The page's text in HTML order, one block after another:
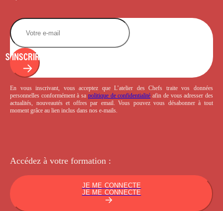
S'INSCRIRE
En vous inscrivant, vous acceptez que L’atelier des Chefs traite vos données
personnelles conformément à sa politique de confidentialité afin de vous adresser des
actualités, nouveautés et offres par email. Vous pouvez vous désabonner à tout
moment grâce au lien inclus dans nos e-mails.
Accédez à votre formation :
JE ME CONNECTE
JE ME CONNECTE